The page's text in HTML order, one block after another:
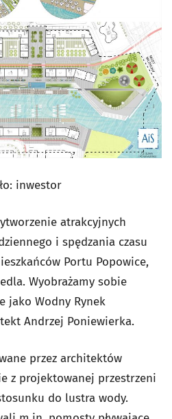
inwestor
atrakcyjnych
i spędzania czasu
Portu Popowice,
Wyobrażamy sobie
jako Wodny Rynek
Andrzej Poniewierka.
przez architektów
z projektowanej przestrzeni
do lustra wody.